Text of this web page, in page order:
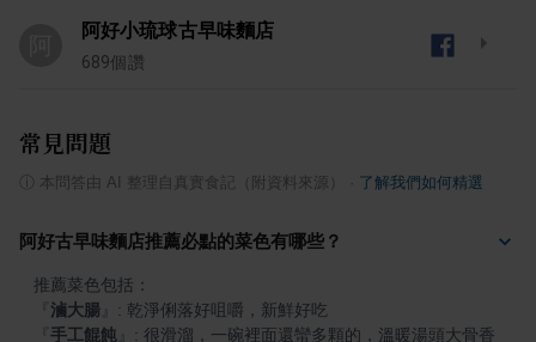
阿好小琉球古早味麵店
689個讚
常見問題
本問答由 AI 整理自真實食記（附資料來源） 了解我們如何精選
阿好古早味麵店推薦必點的菜色有哪些？
滷大腸
手工餛飩
: 很滑溜，一碗裡面還蠻多顆的，溫暖湯頭大骨香